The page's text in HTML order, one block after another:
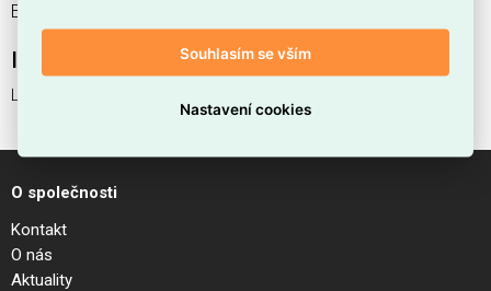
ELSVOS1786356.
Interní název produktu
LINGOTTO PL4 NERO
O společnosti
Kontakt
O nás
Aktuality
Souhlasím se vším
Nastavení cookies